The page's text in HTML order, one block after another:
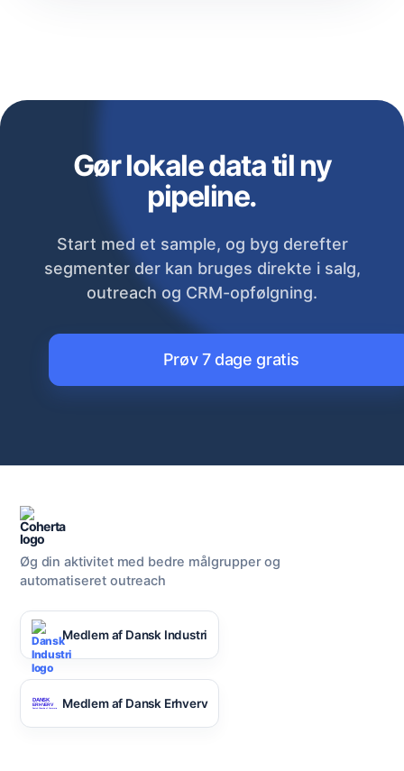
Gør lokale data til ny
pipeline.
Start med et sample, og byg derefter
segmenter der kan bruges direkte i salg,
outreach og CRM-opfølgning.
Prøv 7 dage gratis
Øg din aktivitet med bedre målgrupper og
automatiseret outreach
Medlem af Dansk Industri
Medlem af Dansk Erhverv